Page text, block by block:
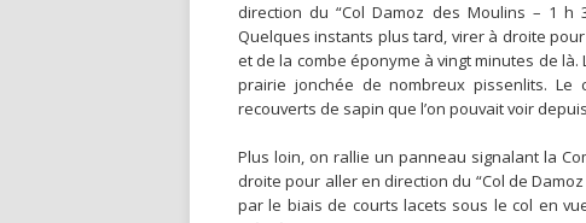
direction du “Col Damoz des Moulins – 1 h
Quelques instants plus tard, virer à droite
et de la combe éponyme à vingt minutes de
prairie jonchée de nombreux pissenlits.
recouverts de sapin que l’on pouvait voir
Plus loin, on rallie un panneau signalant la
droite pour aller en direction du “Col de
par le biais de courts lacets sous le col en